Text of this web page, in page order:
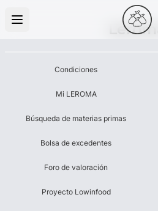
Leroma
Condiciones
Mi LEROMA
Búsqueda de materias primas
Bolsa de excedentes
Foro de valoración
Proyecto Lowinfood